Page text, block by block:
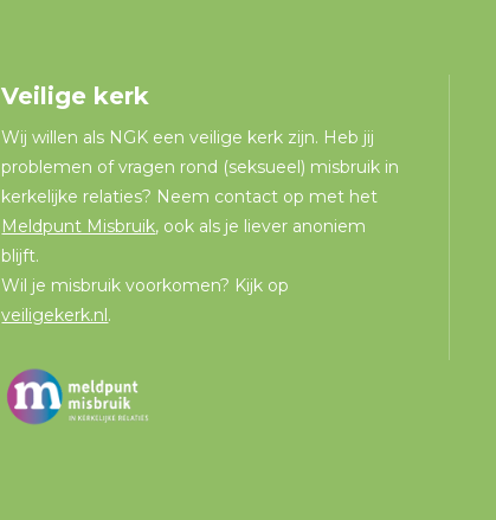
Veilige kerk
Wij willen als NGK een veilige kerk zijn. Heb jij
problemen of vragen rond (seksueel) misbruik in
kerkelijke relaties? Neem contact op met het
Meldpunt Misbruik, ook als je liever anoniem
blijft.
Wil je misbruik voorkomen? Kijk op
veiligekerk.nl.